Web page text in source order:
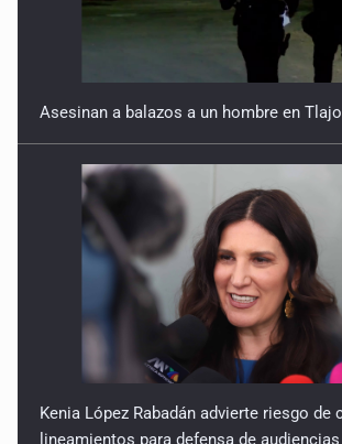
lineamientos para defensa de audiencias